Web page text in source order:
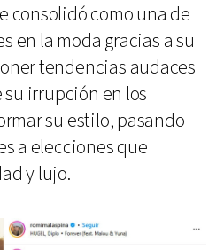
consolidó como una de
en la moda gracias a su
tendencias audaces
su irrupción en los
su estilo, pasando
a elecciones que
y lujo.